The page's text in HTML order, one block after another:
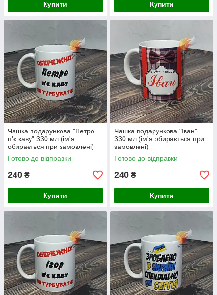
Купити Купити
Чашка подарункова "Петро
п'є каву" 330 мл (ім'я
обирається при замовлені)
Готово до відправки
240 ₴
Купити
Чашка подарункова "Іван"
330 мл (ім'я обирається при
замовлені)
Готово до відправки
240 ₴
Купити